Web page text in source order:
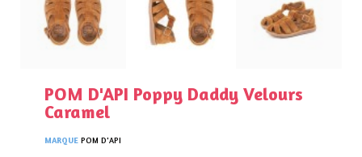
POM D'API Poppy Daddy Velours
Caramel
MARQUE POM D'API